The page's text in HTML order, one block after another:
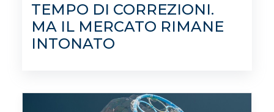
TEMPO DI CORREZIONI.
MA IL MERCATO RIMANE
INTONATO